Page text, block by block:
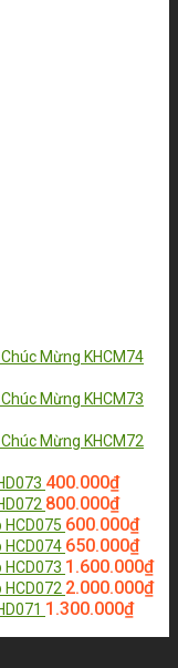
Chúc Mừng KHCM74
Chúc Mừng KHCM73
Chúc Mừng KHCM72
400.000₫
800.000₫
HCD075 600.000₫
HCD074 650.000₫
HCD073 1.600.000₫
HCD072 2.000.000₫
1.300.000₫